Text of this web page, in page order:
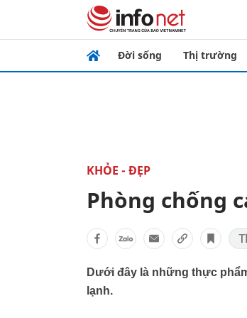
Đời sống Thị trường
KHỎE - ĐẸP
Phòng chống
Dưới đây là những thực
lạnh.